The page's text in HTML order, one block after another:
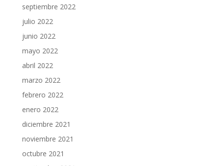
septiembre 2022
julio 2022
junio 2022
mayo 2022
abril 2022
marzo 2022
febrero 2022
enero 2022
diciembre 2021
noviembre 2021
octubre 2021